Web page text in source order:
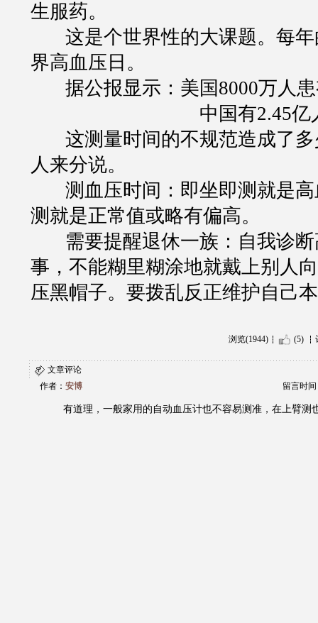
生服药。
这是个世界性的大课题。每
界高血压日。
据公报显示：美国8000万人
中国有2.45亿
这测量时间的不规范造成了
人来分说。
测血压时间：即坐即测就是
测就是正常值或略有偏高。
需要提醒退休一族：自我诊
事，不能糊里糊涂地就戴上别人
压黑帽子。要拨乱反正维护自己
浏览(1944) (5)
文章评论
作者： 安博 留言时间
有道理，一般家用的自动血压计也不容易测准，在上臂测